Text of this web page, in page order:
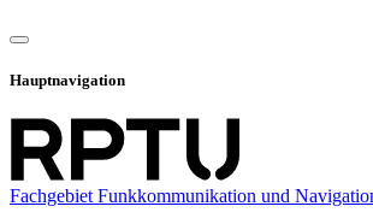
Hauptnavigation
Fachgebiet Funkkommunikation und